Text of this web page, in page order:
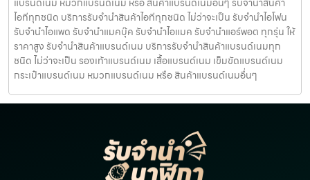
ไอทีทุกชนิด บริการรับจำนำสินค้าไอทีทุกชนิด ไม่ว่าจะเป็น รับจำนำไอโฟน
รับจำนำไอแพด รับจำนำแมคบุ๊ค รับจำนำไอแมค รับจำนำแอร์พอต ทุกรุ่น ให้
ราคาสูง รับจำนำสินค้าแบรนด์เนม บริการรับจำนำสินค้าแบรนด์เนมทุก
ชนิด ไม่ว่าจะเป็น รองเท้าแบรนด์เนม เสื้อแบรนด์เนม เข็มขัดแบรนด์เนม
กระเป๋าแบรนด์เนม หมวกแบรนด์เนม หรือ สินค้าแบรนด์เนมอื่นๆ